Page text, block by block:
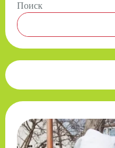
Поиск